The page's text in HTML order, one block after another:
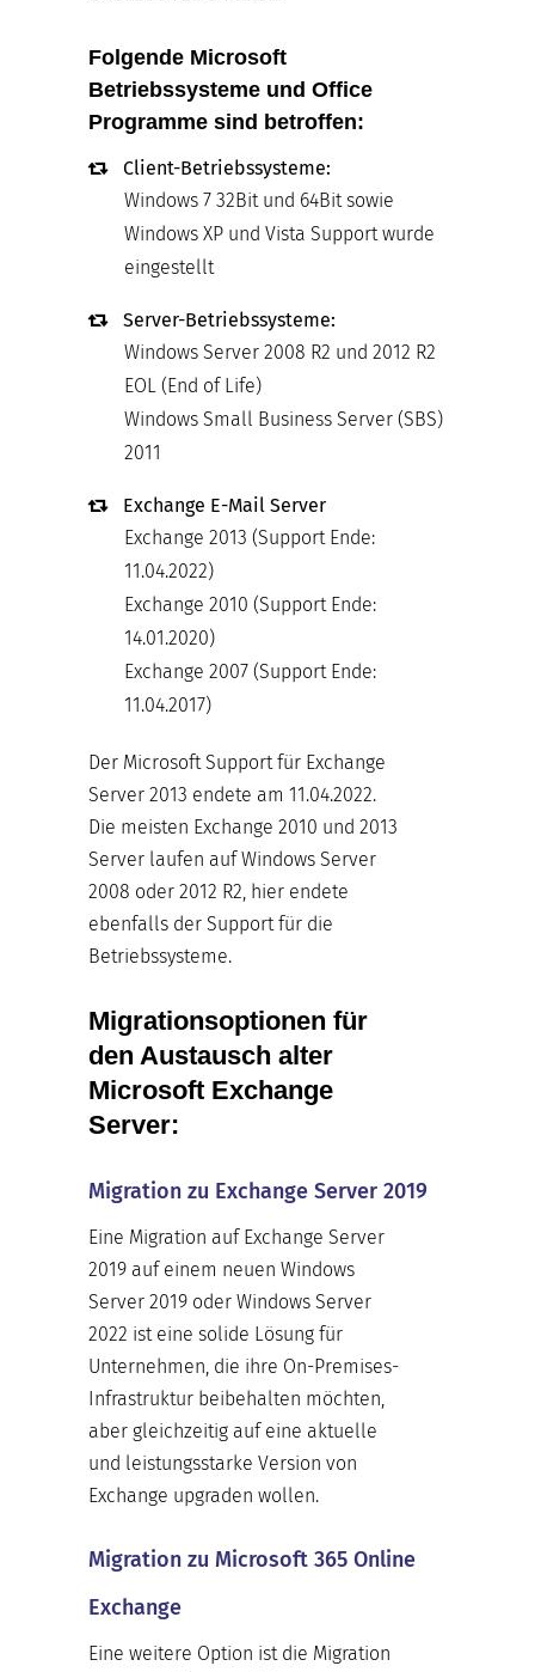
Folgende Microsoft
Betriebssysteme und Office
Programme sind betroffen:
Client-Betriebssysteme:
Windows 7 32Bit und 64Bit sowie
Windows XP und Vista Support wurde
eingestellt
Server-Betriebssysteme:
Windows Server 2008 R2 und 2012 R2
EOL (End of Life)
Windows Small Business Server (SBS)
2011
Exchange E-Mail Server
Exchange 2013 (Support Ende:
11.04.2022)
Exchange 2010 (Support Ende:
14.01.2020)
Exchange 2007 (Support Ende:
11.04.2017)
Der Microsoft Support für Exchange
Server 2013 endete am 11.04.2022.
Die meisten Exchange 2010 und 2013
Server laufen auf Windows Server
2008 oder 2012 R2, hier endete
ebenfalls der Support für die
Betriebssysteme.
Migrationsoptionen für
den Austausch alter
Microsoft Exchange
Server:
Migration zu Exchange Server 2019
Eine Migration auf Exchange Server
2019 auf einem neuen Windows
Server 2019 oder Windows Server
2022 ist eine solide Lösung für
Unternehmen, die ihre On-Premises-
Infrastruktur beibehalten möchten,
aber gleichzeitig auf eine aktuelle
und leistungsstarke Version von
Exchange upgraden wollen.
Migration zu Microsoft 365 Online
Exchange
Eine weitere Option ist die Migration